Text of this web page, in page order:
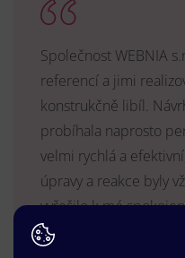
Společnost WEBNIA
referencí a jimi
konstrukčně libíl.
probíhala naprosto
velmi rychlá a
úpravy a reakce byly
vyřešilo k mé
vyhovující, stabilní,